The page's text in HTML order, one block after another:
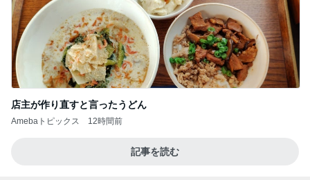
店主が作り直すと言ったうどん
Amebaトピックス 12時間前
記事を読む